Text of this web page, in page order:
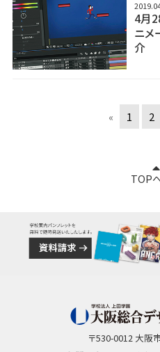
4月
ニメ
介
« 1 2
TOP
〒530-0012 大阪